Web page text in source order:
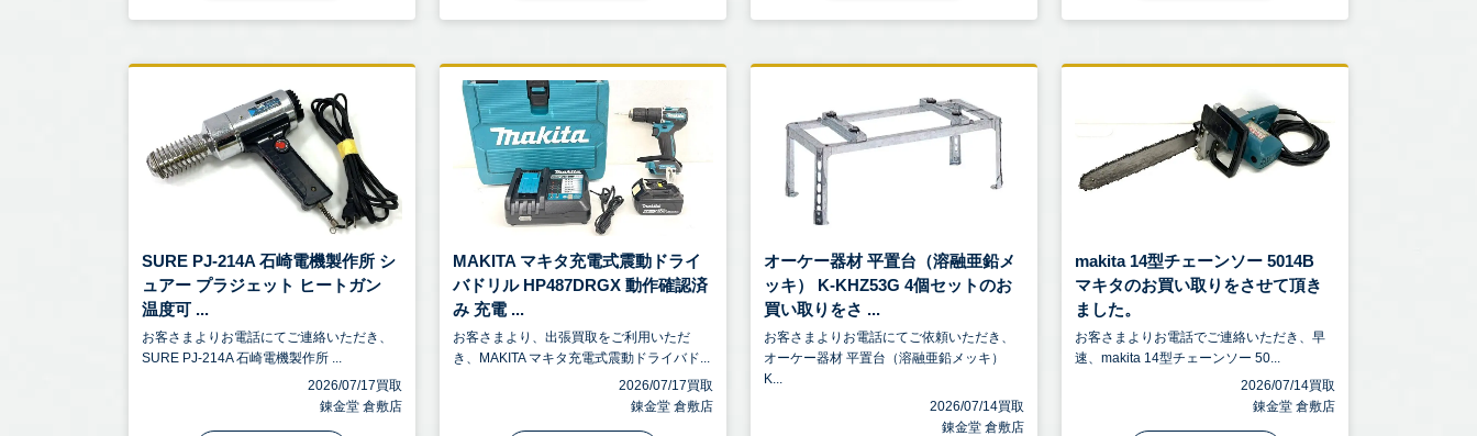
SURE PJ-214A 石崎電機製作所 シ
ュアー プラジェット ヒートガン
温度可 ...
お客さまよりお電話にてご連絡いただき、
SURE PJ-214A 石崎電機製作所 ...
2026/07/17買取
錬金堂 倉敷店
MAKITA マキタ充電式震動ドライ
バドリル HP487DRGX 動作確認済
み 充電 ...
お客さまより、出張買取をご利用いただ
き、MAKITA マキタ充電式震動ドライバド...
2026/07/17買取
錬金堂 倉敷店
オーケー器材 平置台（溶融亜鉛メ
ッキ） K-KHZ53G 4個セットのお
買い取りをさ ...
お客さまよりお電話にてご依頼いただき、
オーケー器材 平置台（溶融亜鉛メッキ）
K...
2026/07/14買取
錬金堂 倉敷店
makita 14型チェーンソー 5014B
マキタのお買い取りをさせて頂き
ました。
お客さまよりお電話でご連絡いただき、早
速、makita 14型チェーンソー 50...
2026/07/14買取
錬金堂 倉敷店